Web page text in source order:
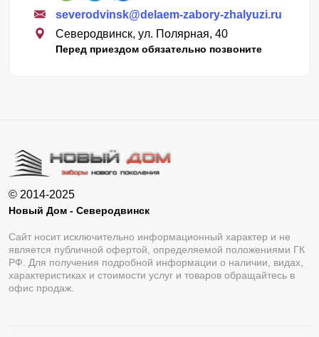
severodvinsk@delaem-zabory-zhalyuzi.ru
Северодвинск, ул. Полярная, 40
Перед приездом обязательно позвоните
© 2014-2025
Новый Дом - Северодвинск
Сайт носит исключительно информационный характер и не
является публичной офертой, определяемой положениями ГК
РФ. Для получения подробной информации о наличии, видах,
характеристиках и стоимости услуг и товаров обращайтесь в
офис продаж.